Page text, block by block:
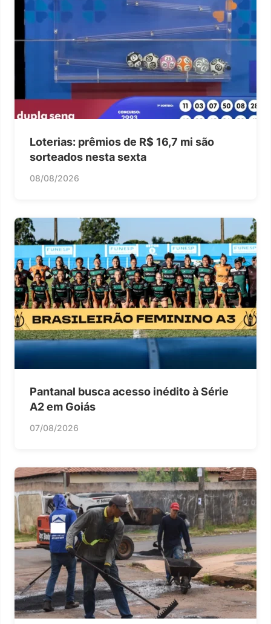
Loterias: prêmios de R$ 16,7 mi são
sorteados nesta sexta
08/08/2026
Pantanal busca acesso inédito à Série
A2 em Goiás
07/08/2026